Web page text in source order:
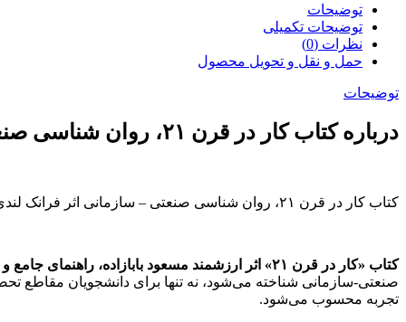
توضیحات
توضیحات تکمیلی
نظرات (0)
حمل و نقل و تحویل محصول
توضیحات
درباره کتاب کار در قرن ۲۱، روان شناسی صنعتی – سازمانی:
کتاب کار در قرن ۲۱، روان شناسی صنعتی – سازمانی اثر فرانک لندی و جفری کنت ترجمه مسعود بابازاده از انتشارات ساوالان می باشد.
کتاب «کار در قرن ۲۱» اثر ارزشمند مسعود بابازاده، راهنمای جامع و کاربردی برای ورود به دنیای پیچیده و پویای کسب‌وکار در عصر حاضر است.
صنعتی-سازمانی شناخته می‌شود، نه تنها برای دانشجویان مقاطع
تجربه محسوب می‌شود.